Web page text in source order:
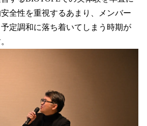
全性を重視するあまり、メンバー
定調和に落ち着いてしまう時期が